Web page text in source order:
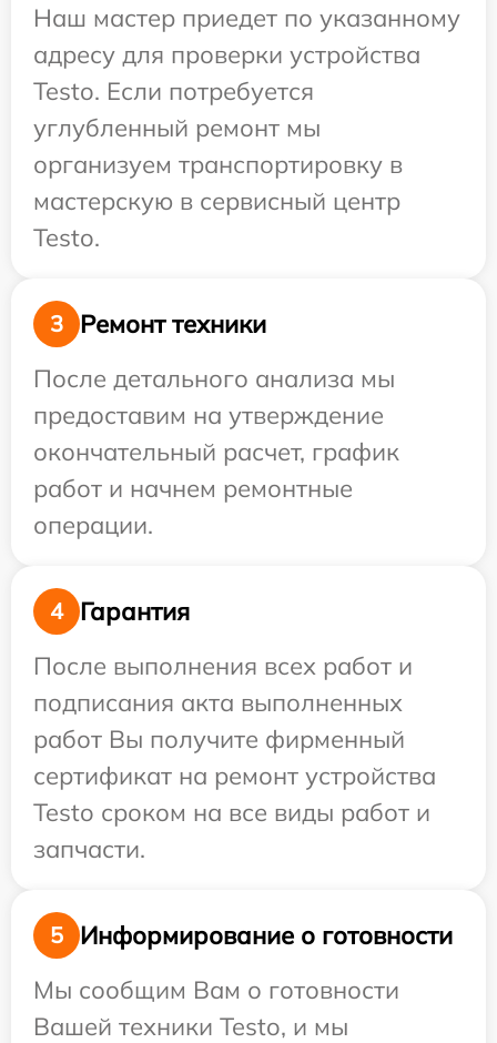
Наш мастер приедет по указанному
адресу для проверки устройства
Testo. Если потребуется
углубленный ремонт мы
организуем транспортировку в
мастерскую в сервисный центр
Testo.
3
Ремонт техники
После детального анализа мы
предоставим на утверждение
окончательный расчет, график
работ и начнем ремонтные
операции.
4
Гарантия
После выполнения всех работ и
подписания акта выполненных
работ Вы получите фирменный
сертификат на ремонт устройства
Testo сроком на все виды работ и
запчасти.
5
Информирование о готовности
Мы сообщим Вам о готовности
Вашей техники Testo, и мы